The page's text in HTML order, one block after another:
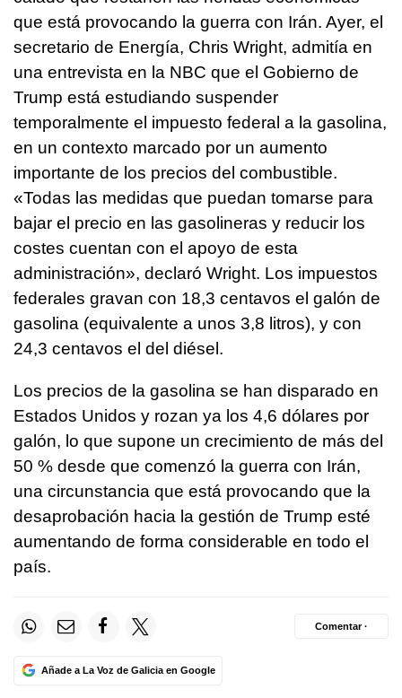
que está provocando la guerra con Irán. Ayer, el
secretario de Energía, Chris Wright, admitía en
una entrevista en la NBC que el Gobierno de
Trump está estudiando suspender
temporalmente el impuesto federal a la gasolina,
en un contexto marcado por un aumento
importante de los precios del combustible.
«Todas las medidas que puedan tomarse para
bajar el precio en las gasolineras y reducir los
costes cuentan con el apoyo de esta
administración», declaró Wright. Los impuestos
federales gravan con 18,3 centavos el galón de
gasolina (equivalente a unos 3,8 litros), y con
24,3 centavos el del diésel.
Los precios de la gasolina se han disparado en
Estados Unidos y rozan ya los 4,6 dólares por
galón, lo que supone un crecimiento de más del
50 % desde que comenzó la guerra con Irán,
una circunstancia que está provocando que la
desaprobación hacia la gestión de Trump esté
aumentando de forma considerable en todo el
país.
Añade a La Voz de Galicia en Google
Comentar ·